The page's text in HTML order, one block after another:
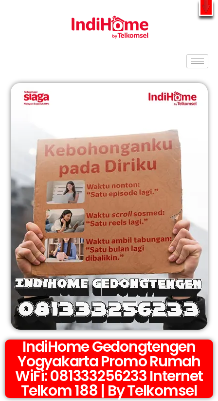
Gratis Pasang Dengan Bayar PDD2 | WiFi 200Rb an By
Telkomsel
WhatsApp
IndiHome Gedongtengen
Yogyakarta Promo Rumah
WiFi: 081333256233 Internet
Telkom 188 | By Telkomsel